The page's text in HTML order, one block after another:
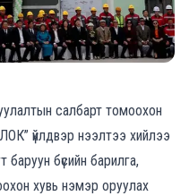
салбарт томоохон
үйлдвэр нээлтээ хийлээ
бүсийн барилга,
хувь нэмэр оруулах